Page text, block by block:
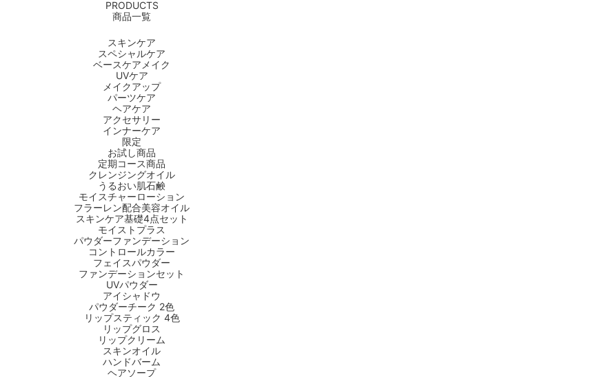
PRODUCTS
商品一覧
スキンケア
スペシャルケア
ベースケアメイク
UVケア
メイクアップ
パーツケア
ヘアケア
アクセサリー
インナーケア
限定
お試し商品
定期コース商品
クレンジングオイル
うるおい肌石鹸
モイスチャーローション
フラーレン配合美容オイル
スキンケア基礎4点セット
モイストプラス
パウダーファンデーション
コントロールカラー
フェイスパウダー
ファンデーションセット
UVパウダー
アイシャドウ
パウダーチーク 2色
リップスティック 4色
リップグロス
リップクリーム
スキンオイル
ハンドバーム
ヘアソープ